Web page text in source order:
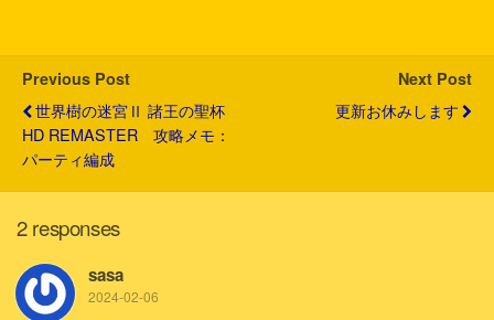
Previous Post
世界樹の迷宮Ⅱ 諸王の聖杯
HD REMASTER 攻略メモ：
パーティ編成
Next Post
更新お休みします
2 responses
sasa
2024-02-06